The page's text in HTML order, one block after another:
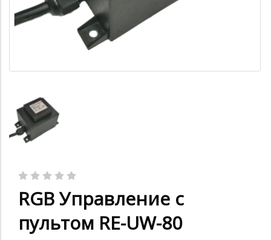
RGB Управление c
пультом RE-UW-80